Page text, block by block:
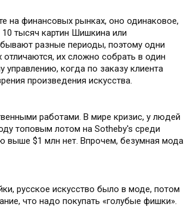
на финансовых рынках, оно одинаковое,
тысяч картин Шишкина или
разные периоды, поэтому одни
их сложно собрать в один
управлению, когда по заказу клиента
произведения искусства.
работами. В мире кризис, у людей
топовым лотом на Sotheby's среди
выше $1 млн нет. Впрочем, безумная мода
русское искусство было в моде, потом
что надо покупать «голубые фишки».